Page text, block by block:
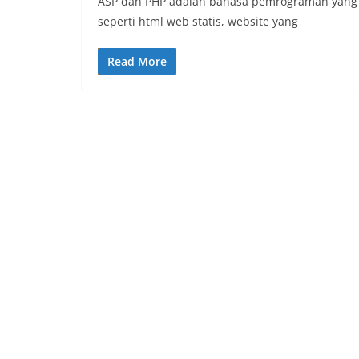
seperti html web statis, website yang
Read More